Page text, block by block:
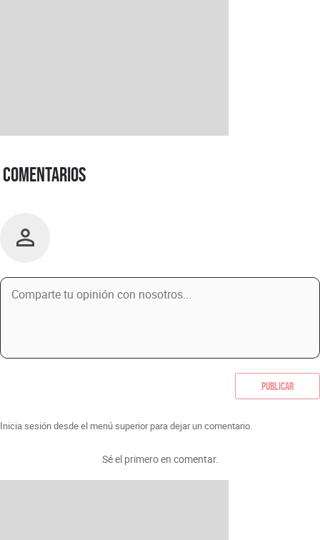
Comentarios
Publicar
Inicia sesión desde el menú superior para dejar un comentario.
Sé el primero en comentar.